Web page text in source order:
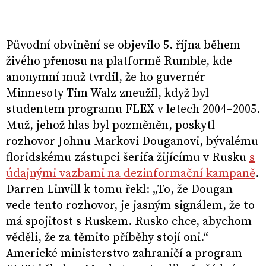
Původní obvinění se objevilo 5. října během
živého přenosu na platformě Rumble, kde
anonymní muž tvrdil, že ho guvernér
Minnesoty Tim Walz zneužil, když byl
studentem programu FLEX v letech 2004–2005.
Muž, jehož hlas byl pozměněn, poskytl
rozhovor Johnu Markovi Douganovi, bývalému
floridskému zástupci šerifa žijícímu v Rusku s
údajnými vazbami na dezinformační kampaně.
Darren Linvill k tomu řekl: „To, že Dougan
vede tento rozhovor, je jasným signálem, že to
má spojitost s Ruskem. Rusko chce, abychom
věděli, že za těmito příběhy stojí oni.“
Americké ministerstvo zahraničí a program